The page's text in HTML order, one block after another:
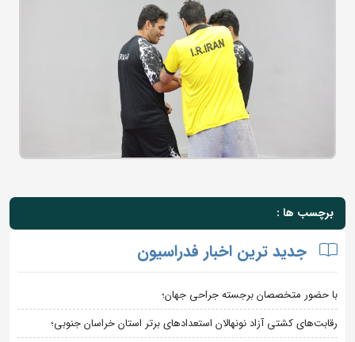
برچسب ها :
جدید ترین اخبار فدراسیون
با حضور متخصصان برجسته جراحی جهان؛
رقابت‌های کشتی آزاد نونهالان استعدادهای برتر استان خراسان جنوبی؛